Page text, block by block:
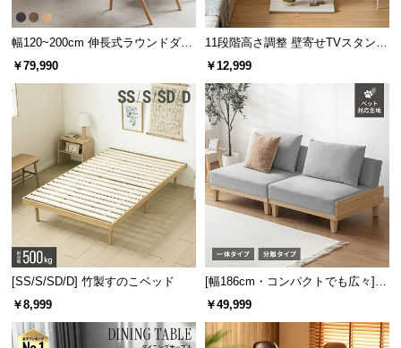
幅120~200cm 伸長式ラウンドダイ
ニングテーブル 6人掛け 天然木突
板 美しい格子デザイン
￥79,990
11段階高さ調整 壁寄せTVスタンド
キャスター付き 上下左右角度調節
￥12,999
[SS/S/SD/D] 竹製すのこベッド
￥8,999
[幅186cm・コンパクトでも広々] 3
人掛けソファベッド リクライニン
￥49,999